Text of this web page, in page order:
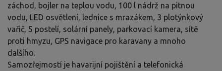
záchod, bojler na teplou vodu, 100 l nádrž na pitnou
vodu, LED osvětlení, lednice s mrazákem, 3 plotýnkový
vařič, 5 postelí, solární panely, parkovací kamera, sítě
proti hmyzu, GPS navigace pro karavany a mnoho
dalšího.
Samozřejmostí je havarijní pojištění a telefonická